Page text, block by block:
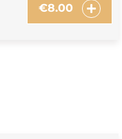
€8.00